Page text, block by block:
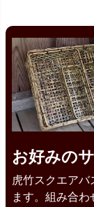
お好みの
虎竹スクエアバ
ます。組み合